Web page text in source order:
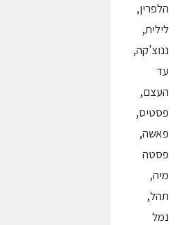
הלפרין,
לילית,
ננוצ'קה,
עד
העצם,
פסטיס,
פאשה,
פסטה
מיה,
תהל,
נמל